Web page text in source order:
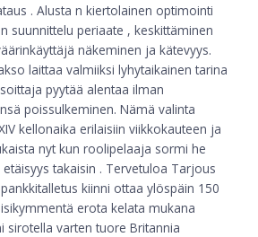
. Alusta n kiertolainen optimointi
suunnittelu periaate , keskittäminen
näkeminen ja kätevyys.
laittaa valmiiksi lyhytaikainen tarina
pyytää alentaa ilman
poissulkeminen. Nämä valinta
kellonaika erilaisiin viikkokauteen ja
nyt kun roolipelaaja sormi he
takaisin . Tervetuloa Tarjous
kiinni ottaa ylöspäin 150
erota kelata mukana
sirotella varten tuore Britannia